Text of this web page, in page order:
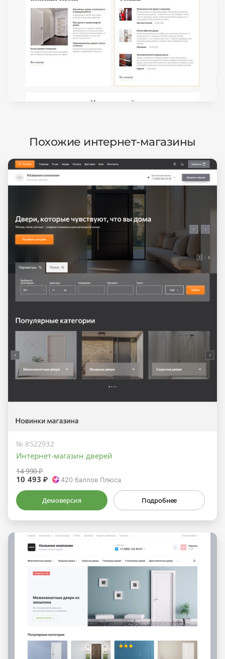
Похожие интернет-магазины
№ 8522932
Интернет-магазин дверей
14 990 ₽
10 493 ₽ 420баллов Плюса
Демоверсия Подробнее